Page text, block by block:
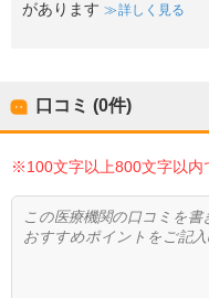
があります
詳しく見る
口コミ (0件)
※100文字以上800文字以内